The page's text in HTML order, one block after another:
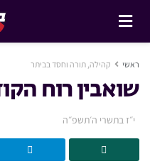
ראשי קהילה, תורה וחסד בביתר
שואבין רוח
י״ז בתשרי ה׳תשפ״ה